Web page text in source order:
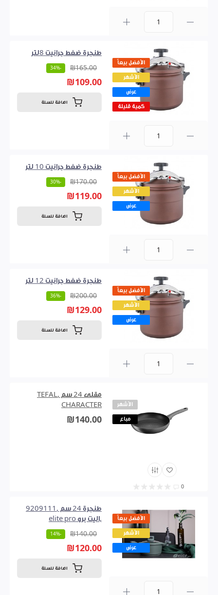
الأفضل بيعاً
الأشهر
عرض
كمية قليلة
طنجرة ضغط جرانيت 8لتر
₪165.00
-34%
₪109.00
اضافة للسلة
الأفضل بيعاً
الأشهر
عرض
طنجرة ضغط جرانيت 10 لتر
₪170.00
-30%
₪119.00
اضافة للسلة
الأفضل بيعاً
الأشهر
عرض
طنجرة ضغط جرانيت 12 لتر
₪200.00
-36%
₪129.00
اضافة للسلة
الأشهر
مباع
0
مقلى 24 سم ,TEFAL
CHARACTER
₪140.00
الأفضل بيعاً
الأشهر
عرض
طنجرة 24 سم ,9209111
,اليت برو elite pro
₪140.00
-14%
₪120.00
اضافة للسلة